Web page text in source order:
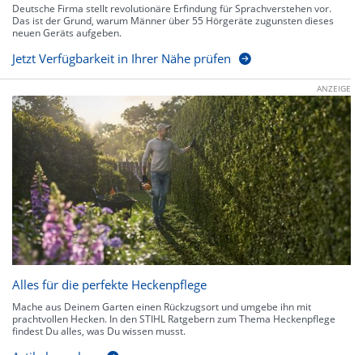
Deutsche Firma stellt revolutionäre Erfindung für Sprachverstehen vor.
Das ist der Grund, warum Männer über 55 Hörgeräte zugunsten dieses
neuen Geräts aufgeben.
Jetzt Verfügbarkeit in Ihrer Nähe prüfen
ANZEIGE
Alles für die perfekte Heckenpflege
Mache aus Deinem Garten einen Rückzugsort und umgebe ihn mit
prachtvollen Hecken. In den STIHL Ratgebern zum Thema Heckenpflege
findest Du alles, was Du wissen musst.